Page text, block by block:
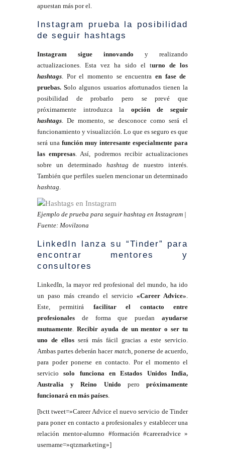
apuestan más por el.
Instagram prueba la posibilidad
de seguir hashtags
Instagram sigue innovando y realizando
actualizaciones. Esta vez ha sido el turno de los
hashtags. Por el momento se encuentra en fase de
pruebas. Solo algunos usuarios afortunados tienen la
posibilidad de probarlo pero se prevé que
próximamente introduzca la opción de seguir
hashtags. De momento, se desconoce como será el
funcionamiento y visualizción. Lo que es seguro es que
será una función muy interesante especialmente para
las empresas. Así, podremos recibir actualizaciones
sobre un determinado hashtag de nuestro interés.
También que perfiles suelen mencionar un determinado
hashtag.
Ejemplo de prueba para seguir hashtag en Instagram |
Fuente: Movilzona
LinkedIn lanza su “Tinder” para
encontrar mentores y
consultores
LinkedIn, la mayor red profesional del mundo, ha ido
un paso más creando el servicio «Career Advice».
Este, permitirá facilitar el contacto entre
profesionales de forma que puedan ayudarse
mutuamente. Recibir ayuda de un mentor o ser tu
uno de ellos será más fácil gracias a este servicio.
Ambas partes deberán hacer match, ponerse de acuerdo,
para poder ponerse en contacto. Por el momento el
servicio solo funciona en Estados Unidos India,
Australia y Reino Unido peropróximamente
funcionará en más países.
[bctt tweet=»Career Advice el nuevo servicio de Tinder
para poner en contacto a profesionales y establecer una
relación mentor-alumno #formación #careeradvice »
username=»qtzmarketing»]